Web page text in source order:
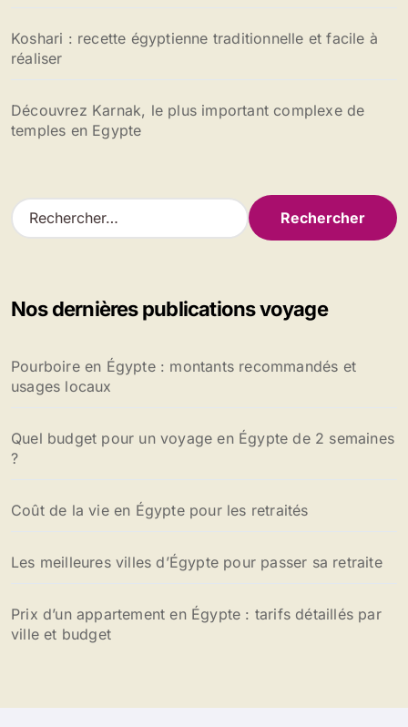
Koshari : recette égyptienne traditionnelle et facile à
réaliser
Découvrez Karnak, le plus important complexe de
temples en Egypte
R
e
r
e
r
Nos dernières publications voyage
Pourboire en Égypte : montants recommandés et
usages locaux
Quel budget pour un voyage en Égypte de 2 semaines
?
Coût de la vie en Égypte pour les retraités
Les meilleures villes d’Égypte pour passer sa retraite
Prix d’un appartement en Égypte : tarifs détaillés par
ville et budget